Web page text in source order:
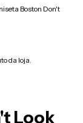
Boston Don't
da loja.
Look